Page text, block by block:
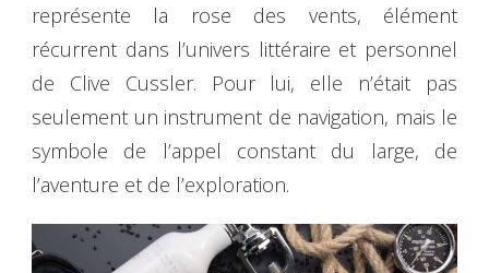
représente la rose des vents, élément
récurrent dans l’univers littéraire et personnel
de Clive Cussler. Pour lui, elle n’était pas
seulement un instrument de navigation, mais le
symbole de l’appel constant du large, de
l’aventure et de l’exploration.